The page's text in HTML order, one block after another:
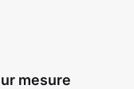
mesure